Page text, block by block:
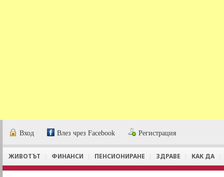
Вход Влез чрез Facebook Регистрация
ЖИВОТЪТ ФИНАНСИ ПЕНСИОНИРАНЕ ЗДРАВЕ КАК ДА